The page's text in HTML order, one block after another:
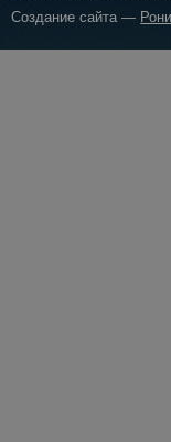
Создание сайта —